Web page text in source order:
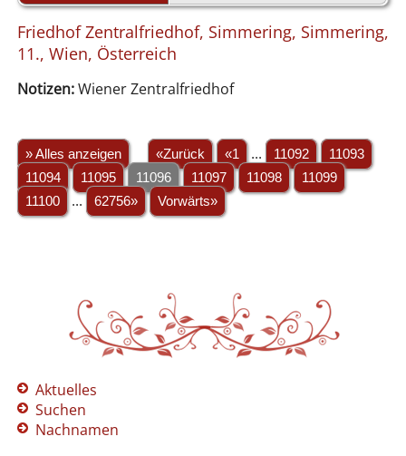
Friedhof Zentralfriedhof, Simmering, Simmering,
11., Wien, Österreich
Notizen:Wiener Zentralfriedhof
» Alles anzeigen «Zurück «1 ... 11092
11093
11094
11095 11096 11097 11098
11099
11100
... 62756» Vorwärts»
Aktuelles
Suchen
Nachnamen